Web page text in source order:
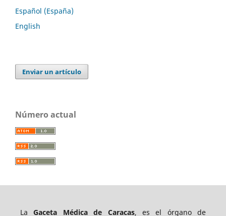
Español (España)
English
Enviar un artículo
Número actual
LaGaceta Médica de Caracas, es el órgano de